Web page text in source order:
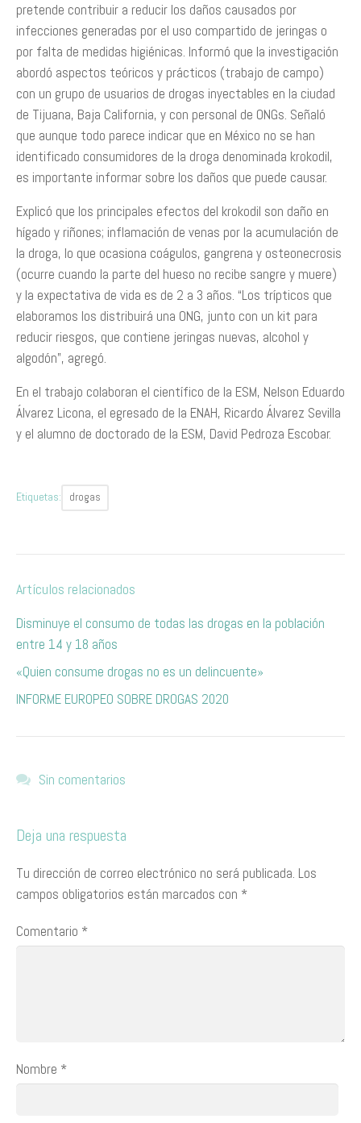
pretende contribuir a reducir los daños causados por
infecciones generadas por el uso compartido de jeringas o
por falta de medidas higiénicas. Informó que la investigación
abordó aspectos teóricos y prácticos (trabajo de campo)
con un grupo de usuarios de drogas inyectables en la ciudad
de Tijuana, Baja California, y con personal de ONGs. Señaló
que aunque todo parece indicar que en México no se han
identificado consumidores de la droga denominada krokodil,
es importante informar sobre los daños que puede causar.
Explicó que los principales efectos del krokodil son daño en
hígado y riñones; inflamación de venas por la acumulación de
la droga, lo que ocasiona coágulos, gangrena y osteonecrosis
(ocurre cuando la parte del hueso no recibe sangre y muere)
y la expectativa de vida es de 2 a 3 años. “Los trípticos que
elaboramos los distribuirá una ONG, junto con un kit para
reducir riesgos, que contiene jeringas nuevas, alcohol y
algodón”, agregó.
En el trabajo colaboran el científico de la ESM, Nelson Eduardo
Álvarez Licona, el egresado de la ENAH, Ricardo Álvarez Sevilla
y el alumno de doctorado de la ESM, David Pedroza Escobar.
Etiquetas: drogas
Artículos relacionados
Disminuye el consumo de todas las drogas en la población
entre 14 y 18 años
«Quien consume drogas no es un delincuente»
INFORME EUROPEO SOBRE DROGAS 2020
Sin comentarios
Deja una respuesta
Tu dirección de correo electrónico no será publicada. Los
campos obligatorios están marcados con *
Comentario *
Nombre *